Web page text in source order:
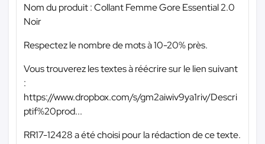
Nom du produit : Collant Femme Gore Essential 2.0
Noir
Respectez le nombre de mots à 10-20% près.
Vous trouverez les textes à réécrire sur le lien suivant
:
https://www.dropbox.com/s/gm2aiwiv9ya1riv/Descri
ptif%20prod...
RR17-12428 a été choisi pour la rédaction de ce texte.